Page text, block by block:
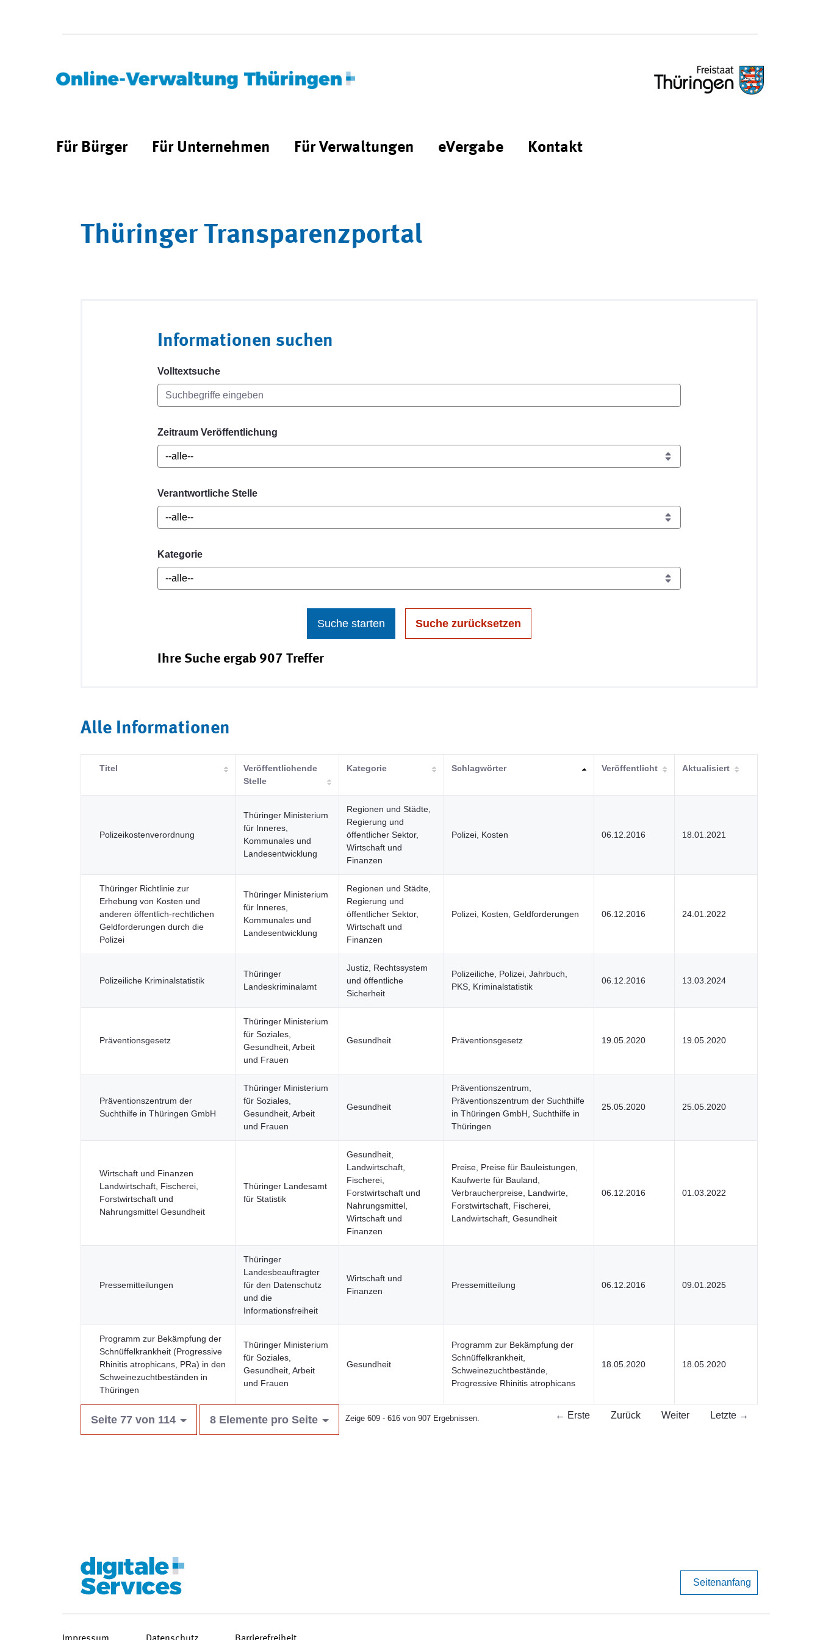
Für Bürger Für Unternehmen Für Verwaltungen eVergabe Kontakt
Thüringer Transparenzportal
Informationen suchen
Volltextsuche
Zeitraum Veröffentlichung
Verantwortliche Stelle
Kategorie
Suche starten Suche zurücksetzen
Ihre Suche ergab 907 Treffer
Alle Informationen
Titel
Veröffentlichende
Stelle
Kategorie Schlagwörter Veröffentlicht Aktualisiert
Polizeikostenverordnung
Thüringer Ministerium
für Inneres,
Kommunales und
Landesentwicklung
Regionen und Städte,
Regierung und
öffentlicher Sektor,
Wirtschaft und
Finanzen
Polizei, Kosten 06.12.2016 18.01.2021
Thüringer Richtlinie zur
Erhebung von Kosten und
anderen öffentlich-rechtlichen
Geldforderungen durch die
Polizei
Thüringer Ministerium
für Inneres,
Kommunales und
Landesentwicklung
Regionen und Städte,
Regierung und
öffentlicher Sektor,
Wirtschaft und
Finanzen
Polizei, Kosten, Geldforderungen 06.12.2016 24.01.2022
Polizeiliche Kriminalstatistik
Thüringer
Landeskriminalamt
Justiz, Rechtssystem
und öffentliche
Sicherheit
Polizeiliche, Polizei, Jahrbuch,
PKS, Kriminalstatistik
06.12.2016 13.03.2024
Präventionsgesetz
Thüringer Ministerium
für Soziales,
Gesundheit, Arbeit
und Frauen
Gesundheit Präventionsgesetz 19.05.2020 19.05.2020
Präventionszentrum der
Suchthilfe in Thüringen GmbH
Thüringer Ministerium
für Soziales,
Gesundheit, Arbeit
und Frauen
Gesundheit
Präventionszentrum,
Präventionszentrum der Suchthilfe
in Thüringen GmbH, Suchthilfe in
Thüringen
25.05.2020 25.05.2020
Wirtschaft und Finanzen
Landwirtschaft, Fischerei,
Forstwirtschaft und
Nahrungsmittel Gesundheit
Thüringer Landesamt
für Statistik
Gesundheit,
Landwirtschaft,
Fischerei,
Forstwirtschaft und
Nahrungsmittel,
Wirtschaft und
Finanzen
Preise, Preise für Bauleistungen,
Kaufwerte für Bauland,
Verbraucherpreise, Landwirte,
Forstwirtschaft, Fischerei,
Landwirtschaft, Gesundheit
06.12.2016 01.03.2022
Pressemitteilungen
Thüringer
Landesbeauftragter
für den Datenschutz
und die
Informationsfreiheit
Wirtschaft und
Finanzen
Pressemitteilung 06.12.2016 09.01.2025
Programm zur Bekämpfung der
Schnüffelkrankheit (Progressive
Rhinitis atrophicans, PRa) in den
Schweinezuchtbeständen in
Thüringen
Thüringer Ministerium
für Soziales,
Gesundheit, Arbeit
und Frauen
Gesundheit
Programm zur Bekämpfung der
Schnüffelkrankheit,
Schweinezuchtbestände,
Progressive Rhinitis atrophicans
18.05.2020 18.05.2020
Seite 77 von 114 8 Elemente pro Seite Zeige 609 - 616 von 907 Ergebnissen. ← Erste Zurück Weiter Letzte →
Seitenanfang